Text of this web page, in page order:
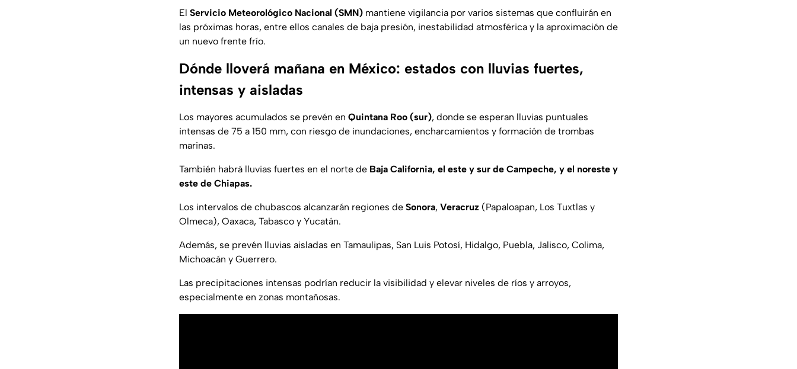
El Servicio Meteorológico Nacional (SMN) mantiene vigilancia por varios sistemas que confluirán en
las próximas horas, entre ellos canales de baja presión, inestabilidad atmosférica y la aproximación de
un nuevo frente frío.
Dónde lloverá mañana en México: estados con lluvias fuertes,
intensas y aisladas
Los mayores acumulados se prevén en Quintana Roo (sur), donde se esperan lluvias puntuales
intensas de 75 a 150 mm, con riesgo de inundaciones, encharcamientos y formación de trombas
marinas.
También habrá lluvias fuertes en el norte de Baja California, el este y sur de Campeche, y el noreste y
este de Chiapas.
Los intervalos de chubascos alcanzarán regiones de Sonora, Veracruz (Papaloapan, Los Tuxtlas y
Olmeca), Oaxaca, Tabasco y Yucatán.
Además, se prevén lluvias aisladas en Tamaulipas, San Luis Potosí, Hidalgo, Puebla, Jalisco, Colima,
Michoacán y Guerrero.
Las precipitaciones intensas podrían reducir la visibilidad y elevar niveles de ríos y arroyos,
especialmente en zonas montañosas.